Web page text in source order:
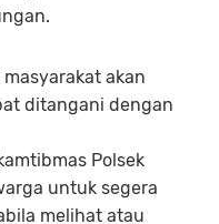
akan
ditangani dengan
Polsek
untuk segera
melihat atau